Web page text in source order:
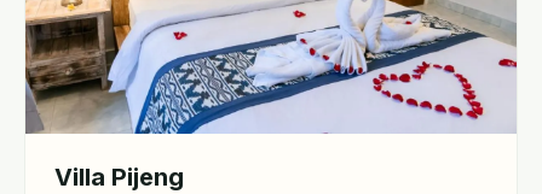
Villa Pijeng